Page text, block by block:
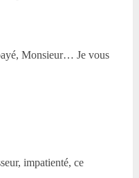
Monsieur… Je vous
impatienté, ce